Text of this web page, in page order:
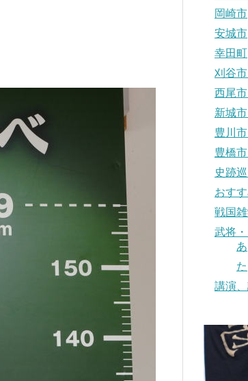
岡崎市
安城市
幸田町
刈谷
西尾
新城
豊川
豊橋
史跡
おす
戦国
武将
あ
た
講演